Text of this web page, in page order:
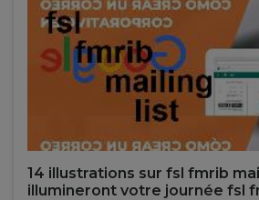
14 illustrations sur fsl fmrib
illumineront votre journée fsl